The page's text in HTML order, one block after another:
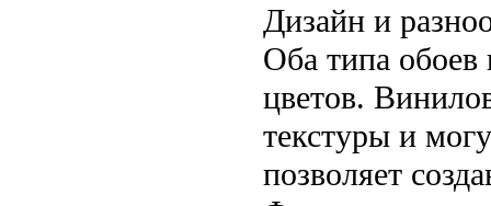
Дизайн и
Оба типа
цветов.
текстуры и
позволяет